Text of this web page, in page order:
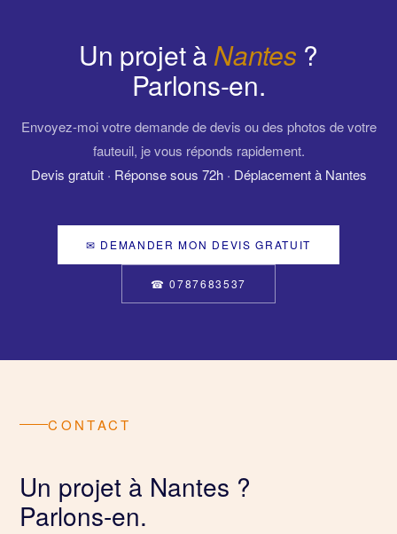
Un projet à Nantes ?
Parlons-en.
Envoyez-moi votre demande de devis ou des photos de votre
fauteuil, je vous réponds rapidement.
Devis gratuit · Réponse sous 72h · Déplacement à Nantes
✉ DEMANDER MON DEVIS GRATUIT
☎ 0787683537
CONTACT
Un projet à Nantes ?
Parlons-en.